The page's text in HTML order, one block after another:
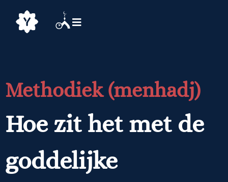
Methodiek (menhadj)
Hoe zit het met de
goddelijke